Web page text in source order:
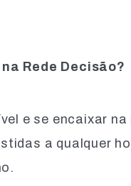
Rede Decisão?
e se encaixar
a qualquer